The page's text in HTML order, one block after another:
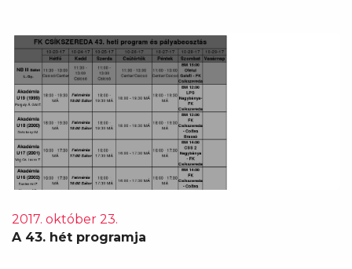
2017. október 23.
A 43. hét programja